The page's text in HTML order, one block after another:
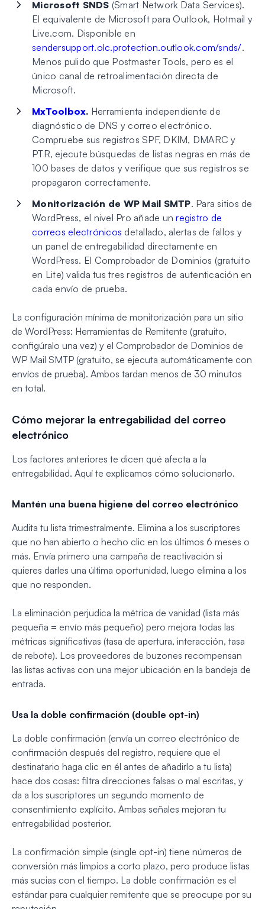
Microsoft SNDS (Smart Network Data Services).
El equivalente de Microsoft para Outlook, Hotmail y
Live.com. Disponible en
sendersupport.olc.protection.outlook.com/snds/.
Menos pulido que Postmaster Tools, pero es el
único canal de retroalimentación directa de
Microsoft.
MxToolbox. Herramienta independiente de
diagnóstico de DNS y correo electrónico.
Compruebe sus registros SPF, DKIM, DMARC y
PTR, ejecute búsquedas de listas negras en más de
100 bases de datos y verifique que sus registros se
propagaron correctamente.
Monitorización de WP Mail SMTP. Para sitios de
WordPress, el nivel Pro añade unregistro de
correos electrónicos detallado, alertas de fallos y
un panel de entregabilidad directamente en
WordPress. El Comprobador de Dominios (gratuito
en Lite) valida tus tres registros de autenticación en
cada envío de prueba.
La configuración mínima de monitorización para un sitio
de WordPress: Herramientas de Remitente (gratuito,
configúralo una vez) y el Comprobador de Dominios de
WP Mail SMTP (gratuito, se ejecuta automáticamente con
envíos de prueba). Ambos tardan menos de 30 minutos
en total.
Cómo mejorar la entregabilidad del correo
electrónico
Los factores anteriores te dicen qué afecta a la
entregabilidad. Aquí te explicamos cómo solucionarlo.
Mantén una buena higiene del correo electrónico
Audita tu lista trimestralmente. Elimina a los suscriptores
que no han abierto o hecho clic en los últimos 6 meses o
más. Envía primero una campaña de reactivación si
quieres darles una última oportunidad, luego elimina a los
que no responden.
La eliminación perjudica la métrica de vanidad (lista más
pequeña = envío más pequeño) pero mejora todas las
métricas significativas (tasa de apertura, interacción, tasa
de rebote). Los proveedores de buzones recompensan
las listas activas con una mejor ubicación en la bandeja de
entrada.
Usa la doble confirmación (double opt-in)
La doble confirmación (envía un correo electrónico de
confirmación después del registro, requiere que el
destinatario haga clic en él antes de añadirlo a tu lista)
hace dos cosas: filtra direcciones falsas o mal escritas, y
da a los suscriptores un segundo momento de
consentimiento explícito. Ambas señales mejoran tu
entregabilidad posterior.
La confirmación simple (single opt-in) tiene números de
conversión más limpios a corto plazo, pero produce listas
más sucias con el tiempo. La doble confirmación es el
estándar para cualquier remitente que se preocupe por su